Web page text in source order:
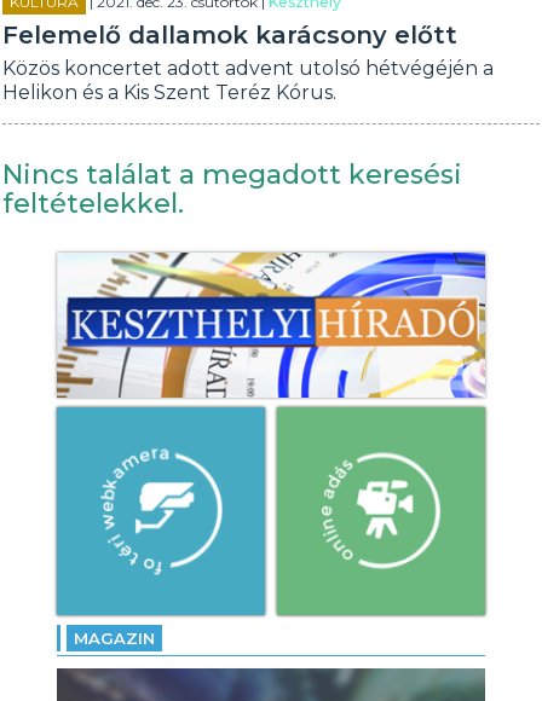
Felemelő dallamok karácsony előtt
Közös koncertet adott advent utolsó hétvégéjén a
Helikon és a Kis Szent Teréz Kórus.
Nincs találat a megadott keresési
feltételekkel.
MAGAZIN